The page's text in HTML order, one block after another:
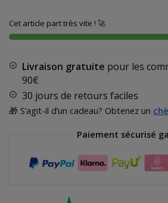
Cet article part très vite ! 🚀
Livraison gratuite pour les
90€
30 jours de retours faciles
🎁 S’agit-il d’un cadeau? Obtenez un
Paiement sécurisé